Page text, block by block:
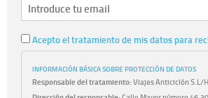
Acepto el tratamiento de mis datos para
INFORMACIÓN BÁSICA SOBRE PROTECCIÓN DE DATOS
Responsable del tratamiento:Viajes Anticiclón S.L/